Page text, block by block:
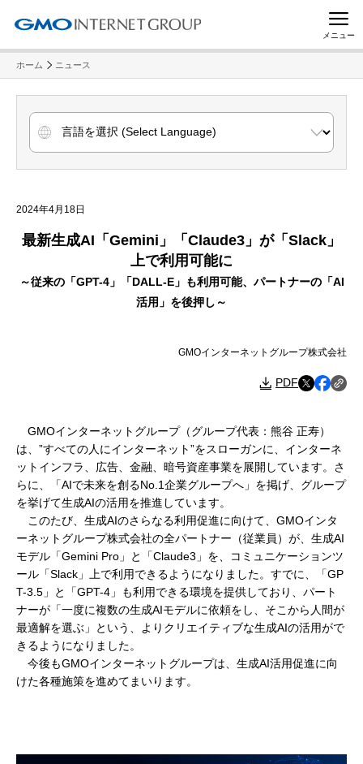
メニュー
ホーム ニュース
2024年4月18日
最新生成AI「Gemini」「Claude3」が「Slack」
上で利用可能に
～従来の「GPT-4」「DALL-E」も利用可能、パートナーの「AI
活用」を後押し～
GMOインターネットグループ株式会社
PDF
GMOインターネットグループ（グループ代表：熊谷 正寿）
は、”すべての人にインターネット”をスローガンに、インターネ
ットインフラ、広告、金融、暗号資産事業を展開しています。さ
らに、「AIで未来を創るNo.1企業グループへ」を掲げ、グループ
を挙げて生成AIの活用を推進しています。
このたび、生成AIのさらなる利用促進に向けて、GMOインタ
ーネットグループ株式会社の全パートナー（従業員）が、生成AI
モデル「Gemini Pro」と「Claude3」を、コミュニケーションツ
ール「Slack」上で利用できるようになりました。すでに、「GP
T-3.5」と「GPT-4」も利用できる環境を提供しており、パート
ナーが「一度に複数の生成AIモデルに依頼をし、そこから人間が
最適解を選ぶ」という、よりクリエイティブな生成AIの活用がで
きるようになりました。
今後もGMOインターネットグループは、生成AI活用促進に向
けた各種施策を進めてまいります。